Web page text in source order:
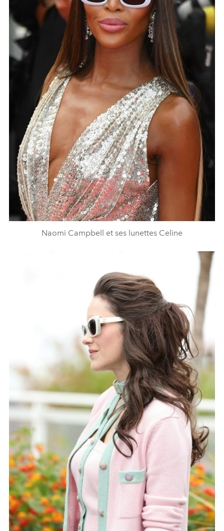
Naomi Campbell et ses lunettes Celine